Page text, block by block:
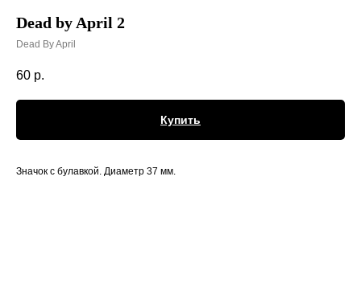
Dead by April 2
Dead By April
60 р.
Купить
Значок с булавкой. Диаметр 37 мм.